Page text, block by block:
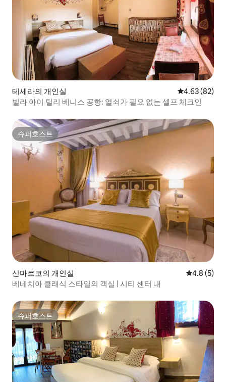
테세라의 개인실 평점 4.63점(5
4.63 (82)
빌라 아이 틸리 베니스 공항: 열쇠가 필요 없는 셀프 체크인
슈퍼호스트
슈퍼호스트
산마르코의 개인실 평점 4.8점
4.8 (5)
베네치아 클래식 스타일의 객실 | 시티 센터 내
슈퍼호스트
슈퍼호스트